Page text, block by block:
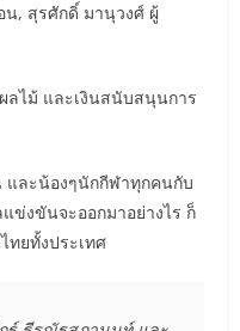
น, สุรศักดิ์ มานุวงศ์ ผู้
ไม้ และเงินสนับสนุนการ
ละน้องๆนักกีฬาทุกคนกับ
ข่งขันจะออกมาอย่างไร ก็
ทยทั้งประเทศ